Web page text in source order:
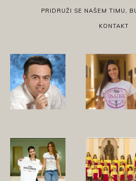
PRIDRUŽI SE NAŠEM TIMU,
KONTAKT